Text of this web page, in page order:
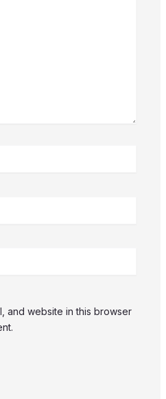
and website in this browser